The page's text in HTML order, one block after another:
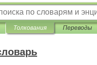
Толкования Переводы